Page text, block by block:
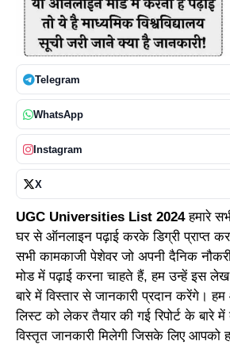
Telegram
WhatsApp
Instagram
X
UGC Universities List 2024हमारे
घर से ऑनलाइन पढ़ाई करके डिग्री प्राप्त
सभी कामकाजी पेशेवर जो अपनी दैनिक
मोड में पढ़ाई करना चाहते हैं, हम उन्हें इस
बारे में विस्तार से जानकारी प्रदान करेंगे। हम
लिस्ट को लेकर तैयार की गई रिपोर्ट के बारे में
विस्तृत जानकारी मिलेगी जिसके लिए आपको